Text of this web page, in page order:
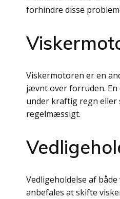
forhindre disse
Viskermotoren er en
jævnt over forruden.
under kraftig regn
regelmæssigt.
Vedligeholdelse af
anbefales at skifte